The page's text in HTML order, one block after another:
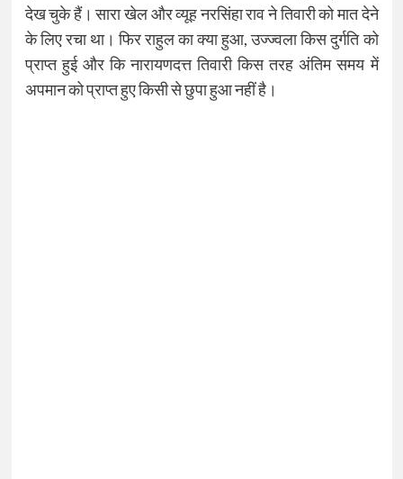
देख चुके हैं। सारा खेल और व्यूह नरसिंहा राव ने तिवारी को मात देने
के लिए रचा था। फिर राहुल का क्या हुआ, उज्ज्वला किस दुर्गति को
प्राप्त हुई और कि नारायणदत्त तिवारी किस तरह अंतिम समय में
अपमान को प्राप्त हुए किसी से छुपा हुआ नहीं है।